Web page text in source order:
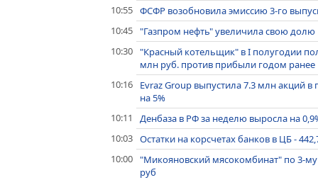
10:55 ФСФР возобновила эмиссию 3-го
10:45 "Газпром нефть" увеличила свою долю
10:30 "Красный котельщик" в I полугодии
млн руб. против прибыли годом ранее
10:16
Evraz Group выпустила 7.3 млн акций
на 5%
10:11
Денбаза в РФ за неделю выросла на
10:03 Остатки на корсчетах банков в ЦБ -
10:00 "Микояновский мясокомбинат" по 3-
руб